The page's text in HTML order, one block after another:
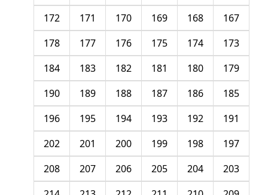
167
168
169
170
171
172
173
174
175
176
177
178
179
180
181
182
183
184
185
186
187
188
189
190
191
192
193
194
195
196
197
198
199
200
201
202
203
204
205
206
207
208